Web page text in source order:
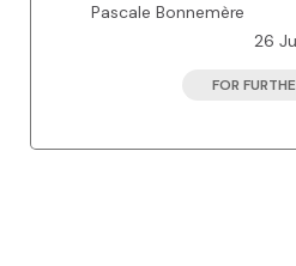
Pascale Bonnemère
26
FOR